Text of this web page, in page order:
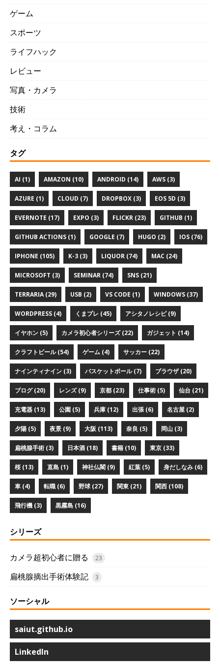
ゲーム
スポーツ
ライフハック
レビュー
写真・カメラ
技術
考え・コラム
タグ
AI (1) AMAZON (10) ANDROID (14) AWS (3)
AZURE (1) CLOUD (7) DROPBOX (3) EOS 5D (3)
EVERNOTE (17) EXPO (3) FLICKR (23) GITHUB (1)
GITHUB ACTIONS (1) GOOGLE (7) HUGO (2) IOS (76)
IPHONE (105) K-3 (3) LIQUOR (74) MAC (24)
MICROSOFT (3) SEMINAR (74) SNS (21)
TERRARIA (29) USB (2) VS CODE (1) WINDOWS (37)
WORDPRESS (4) くまプレ (45) アシタノレシピ (9)
イヤホン (5) カメラ初心者シリーズ (22) ガジェット (14)
クラフトビール (54) ゲーム (4) サッカー (22)
ナインティナイン (3) バスケットボール (7) ブラウザ (20)
ブログ (20) レンズ (9) 京都 (23) 仕事術 (5) 仙台 (21)
充電器 (13) 公園 (5) 兵庫 (12) 出張 (6) 名古屋 (2)
夕陽 (5) 夜景 (9) 大阪 (113) 奈良 (5) 岡山 (3)
扁桃腺手術 (3) 日本酒 (18) 書籍 (10) 東京 (33)
桜 (13) 直島 (1) 神社仏閣 (9) 紅葉 (5) 身だしなみ (6)
車 (4) 転職 (6) 野球 (27) 関東 (21) 関西 (108)
飛行機 (3) 黒霧島 (16)
シリーズ
カメラ超初心者に贈る 23
扁桃腺摘出手術体験記 3
ソーシャル
saiut.github.io
LinkedIn